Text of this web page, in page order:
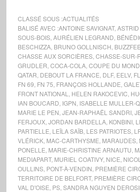
CLASSÉ SOUS :ACTUALITÉS
BALISÉ AVEC :ANTOINE SAVIGNAT,
SOUS-BOIS, AURÉLIEN LEGRAND
BESCHIZZA, BRUNO GOLLNISCH
CHASSE AUX SORCIÈRES, CHASSE-SUR-
GRUDLER COCA-COLA, COUPE DU
QATAR DEBOUT LA FRANCE DLF, EELV,
FN 69 FN 75 FRANÇOIS HOLLANDE
FRONT NATIONAL
HELEN RAKOCEVIC
IAN BOUCARD IGPN ISABELLE MULLER-
MARIE LE PEN JEAN-RAPHAËL SANDRI,
FERJOUX, JORDAN BARDELLA, KONBINI,
PARTIELLE LEÏLA SAÏB, LES PATRIOTES,
VLÉRICK, MAC-CARTHYSME MARAUDES,
PONELLE MARIE-CHRISTINE ARNAUTU
MEDIAPART, MURIEL COATIVY, NICE
OULLINS, PONT-À-VENDIN PREMIÈRE
TERRITOIRE DE BELFORT, PREMIÈRE
VAL D'OISE PS, SANDRA NGUYEN